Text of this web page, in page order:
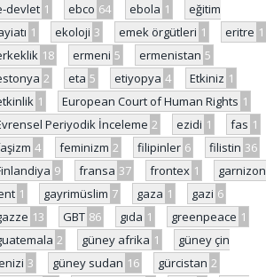
devlet 1 ebco 64 ebola 1
eğitim
1 ekoloji 3 emek örgütleri 1 eritre 1
18 ermeni 5 ermenistan 5
2 eta 5 etiyopya 4 Etkiniz 1
1 European Court of Human Rights 1
Periyodik İnceleme 2 ezidi 1 fas 1
4 feminizm 2 filipinler 6 filistin 36
9 fransa 37 frontex 1
garnizon
1 gayrimüslim 7 gaza 1 gazi 6
13 GBT 86 gıda 1 greenpeace 1
2 güney afrika 1
güney çin
3 güney sudan 16 gürcistan 2